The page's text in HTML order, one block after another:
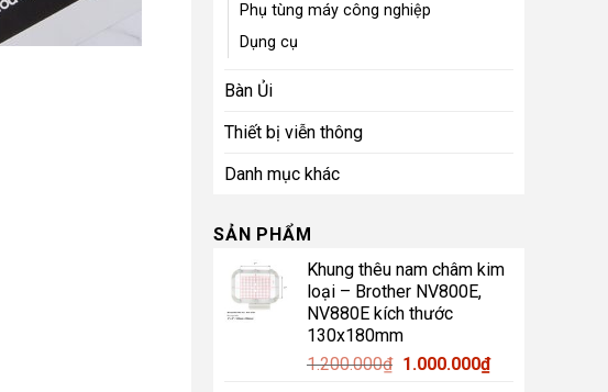
Phụ tùng máy công nghiệp
Dụng cụ
Bàn Ủi
Thiết bị viễn thông
Danh mục khác
SẢN PHẨM
Khung thêu nam châm kim
loại – Brother NV800E,
NV880E kích thước
130x180mm
1.200.000₫ Giá
1.000.000₫Giá